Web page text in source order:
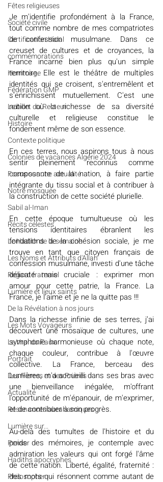
Fêtes religieuses
Société civile
Certification Halal
commémorations
Hommage
Fédération GMP
Le billet du Recteur
Histoire
Contexte politique
Colonies de vacances Algérie 2024
​​Focus sur une actualité
Notre mosquée
Sabil al-Iman
Récits célestes
Le Hadith de la semaine
Les Noms et Attributs d'Allah
Regard fraternel
Lumière et lieux saints
De la Révélation à nos jours
Les Mots Voyageurs
Le Vrai du Faux
Portrait
Des Pierres et des Prières
Actualité
Résonances abrahamiques
Lumière sur...
Penser
Hadiths apocryphes
Philosopher
Je m'identifie profondément à la France,
tout comme nombre de mes compatriotes
de confession musulmane. Dans ce
creuset de cultures et de croyances, la
France incarne bien plus qu'un simple
territoire. Elle est le théâtre de multiples
identités qui se croisent, s'entremêlent et
s'enrichissent mutuellement. C'est une
nation où la richesse de sa diversité
culturelle et religieuse constitue le
fondement même de son essence.
En ces terres, nous aspirons tous à nous
sentir pleinement reconnus comme
composante de la nation, à faire partie
intégrante du tissu social et à contribuer à
la construction de cette société plurielle.
En cette époque tumultueuse où les
tensions identitaires ébranlent les
fondations de la cohésion sociale, je me
trouve en tant que citoyen français de
confession musulmane, investi d'une tâche
délicate mais cruciale : exprimer mon
amour pour cette patrie, la France. La
France, je l’aime et je ne la quitte pas !!!
Dans la richesse infinie de ses terres, j’ai
découvert une mosaïque de cultures, une
symphonie harmonieuse où chaque note,
chaque couleur, contribue à l'œuvre
collective. La France, berceau des
Lumières, m'a accueilli dans ses bras avec
une bienveillance inégalée, m'offrant
l'opportunité de m'épanouir, de m'exprimer,
et de contribuer à son progrès.
Au-delà des tumultes de l'histoire et du
poids des mémoires, je contemple avec
admiration les valeurs qui ont forgé l'âme
de cette nation. Liberté, égalité, fraternité :
des mots qui résonnent comme autant de